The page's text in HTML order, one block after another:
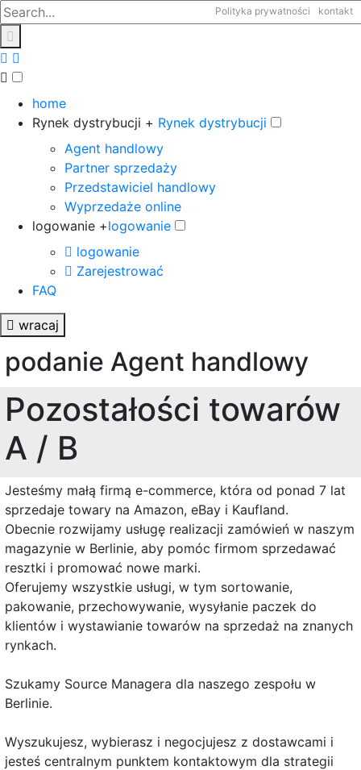
Polityka prywatności kontakt
home
Rynek dystrybucji + Rynek dystrybucji
Agent handlowy
Partner sprzedaży
Przedstawiciel handlowy
Wyprzedaże online
logowanie +logowanie
logowanie
Zarejestrować
FAQ
wracaj
podanie Agent handlowy
Pozostałości towarów
A / B
Jesteśmy małą firmą e-commerce, która od ponad 7 lat
sprzedaje towary na Amazon, eBay i Kaufland.
Obecnie rozwijamy usługę realizacji zamówień w naszym
magazynie w Berlinie, aby pomóc firmom sprzedawać
resztki i promować nowe marki.
Oferujemy wszystkie usługi, w tym sortowanie,
pakowanie, przechowywanie, wysyłanie paczek do
klientów i wystawianie towarów na sprzedaż na znanych
rynkach.
Szukamy Source Managera dla naszego zespołu w
Berlinie.
Wyszukujesz, wybierasz i negocjujesz z dostawcami i
jesteś centralnym punktem kontaktowym dla strategii